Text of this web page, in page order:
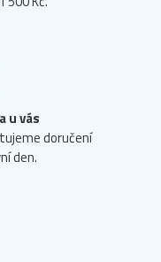
u vás
doručení
den.